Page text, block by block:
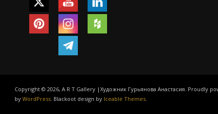
Copyright © 2026, A R T Gallery |Художник Гурьянова Анастасия. Proudly
by WordPress . Blackoot design by Iceable Themes